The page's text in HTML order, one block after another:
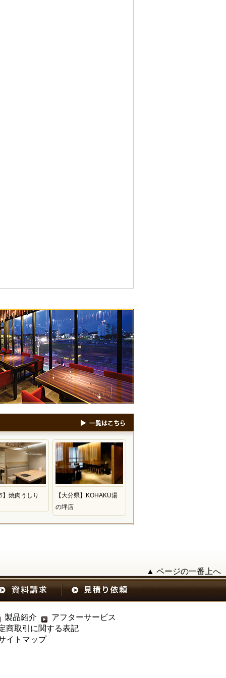
】焼肉うしり
【大分県】KOHAKU湯
の坪店
▲ ページの一番上へ
製品紹介
アフターサービス
商取引に関する表記
イトマップ